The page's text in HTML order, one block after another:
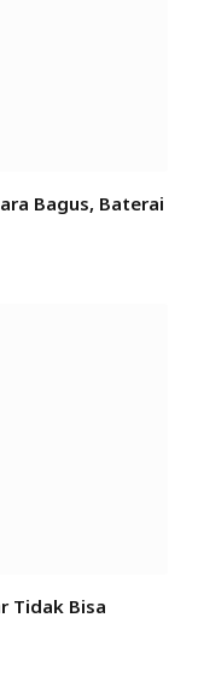
Bagus, Baterai
Tidak Bisa